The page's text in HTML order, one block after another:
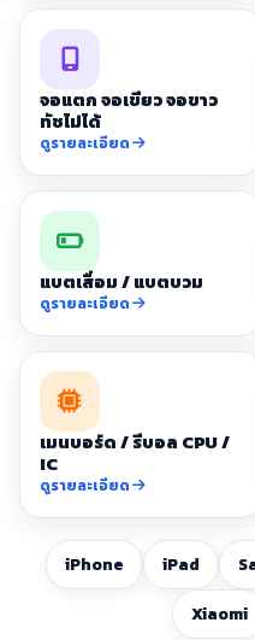
จอแตก จอเขียว จอขาว
ทัชไม่ได้
ดูรายละเอียด
แบตเสื่อม / แบตบวม
ดูรายละเอียด
เมนบอร์ด / รีบอล CPU /
IC
ดูรายละเอียด
iPhone iPad
Xiaomi